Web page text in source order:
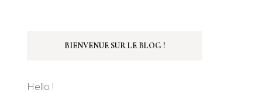
BIENVENUE SUR LE BLOG !
Hello !